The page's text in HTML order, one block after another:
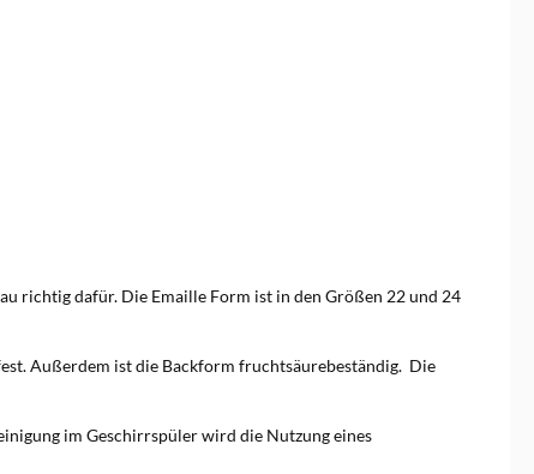
richtig dafür. Die Emaille Form ist in den Größen 22 und 24
Außerdem ist die Backform fruchtsäurebeständig. Die
im Geschirrspüler wird die Nutzung eines